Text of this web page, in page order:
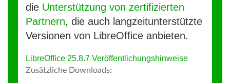
die Unterstützung von zertifizierten
Partnern, die auch langzeitunterstützte
Versionen von LibreOffice anbieten.
LibreOffice 25.8.7 Veröffentlichungshinweise
Zusätzliche Downloads: